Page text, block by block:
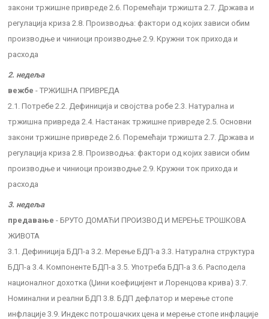
закони тржишне привреде 2.6. Поремећаји тржишта 2.7. Држава и
регулација криза 2.8. Производња: фактори од којих зависи обим
производње и чиниоци производње 2.9. Кружни ток прихода и
расхода
2. недеља
вежбе - ТРЖИШНА ПРИВРЕДА
2.1. Потребе 2.2. Дефиниција и својства робе 2.3. Натурална и
тржишна привреда 2.4. Настанак тржишне привреде 2.5. Основни
закони тржишне привреде 2.6. Поремећаји тржишта 2.7. Држава и
регулација криза 2.8. Производња: фактори од којих зависи обим
производње и чиниоци производње 2.9. Кружни ток прихода и
расхода
3. недеља
предавање - БРУТО ДОМАЋИ ПРОИЗВОД И МЕРЕЊЕ ТРОШКОВА
ЖИВОТА
3.1. Дефиниција БДП-а 3.2. Мерење БДП-а 3.3. Натурална структура
БДП-а 3.4. Компоненте БДП-а 3.5. Употреба БДП-а 3.6. Расподела
националног дохотка (Џини коефицијент и Лоренцова крива) 3.7.
Номинални и реални БДП 3.8. БДП дефлатор и мерење стопе
инфлације 3.9. Индекс потрошачких цена и мерење стопе инфлације